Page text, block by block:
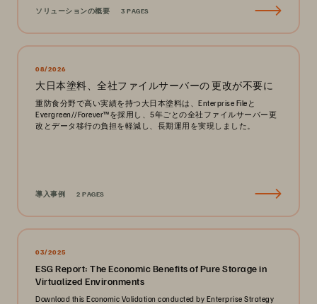
ソリューションの概要 3 PAGES
08/2026
大日本塗料、全社ファイルサーバーの 更改が不要に
重防食分野で高い実績を持つ大日本塗料は、Enterprise Fileと
Evergreen//Forever™を採用し、5年ごとの全社ファイルサーバー更
改とデータ移行の負担を軽減し、長期運用を実現しました。
導入事例 2 PAGES
03/2025
ESG Report: The Economic Benefits of Pure Storage in
Virtualized Environments
Download this Economic Validation conducted by Enterprise Strategy